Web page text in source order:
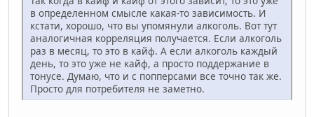
в определенном смысле какая-то зависимость. И
кстати, хорошо, что вы упомянули алкоголь. Вот тут
аналогичная корреляция получается. Если алкоголь
раз в месяц, то это в кайф. А если алкоголь каждый
день, то это уже не кайф, а просто поддержание в
тонусе. Думаю, что и с попперсами все точно так же.
Просто для потребителя не заметно.